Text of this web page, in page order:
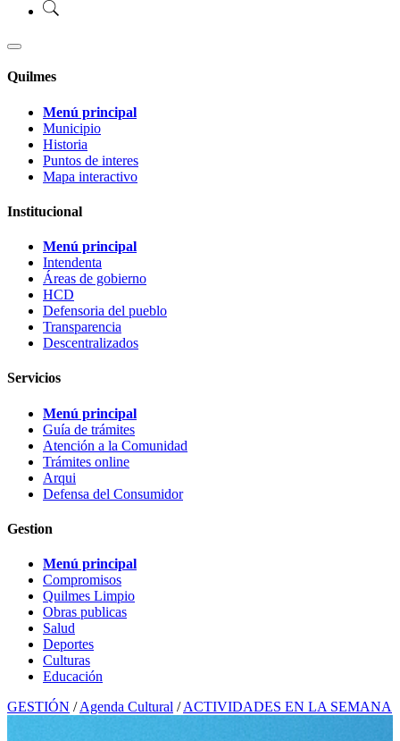
Quilmes
Menú principal
Municipio
Historia
Puntos de interes
Mapa interactivo
Institucional
Menú principal
Intendenta
Áreas de gobierno
HCD
Defensoria del pueblo
Transparencia
Descentralizados
Servicios
Menú principal
Guía de trámites
Atención a la Comunidad
Trámites online
Arqui
Defensa del Consumidor
Gestion
Menú principal
Compromisos
Quilmes Limpio
Obras publicas
Salud
Deportes
Culturas
Educación
GESTIÓN /Agenda Cultural /ACTIVIDADES EN LA SEMANA